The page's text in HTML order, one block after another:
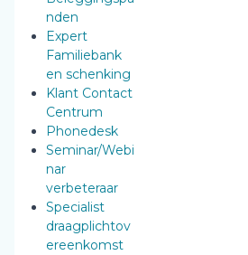
nden
Expert
Familiebank
en schenking
Klant Contact
Centrum
Phonedesk
Seminar/Webi
nar
verbeteraar
Specialist
draagplichtov
ereenkomst